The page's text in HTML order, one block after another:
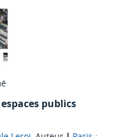
publics